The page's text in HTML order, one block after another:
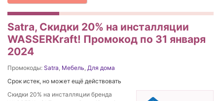
Satra, Скидки 20% на инсталляции
WASSERKraft! Промокод по 31 января
2024
Промокоды: Satra, Мебель, Для дома
Срок истек, но может ещё действовать
Скидки 20% на инсталляции бренда